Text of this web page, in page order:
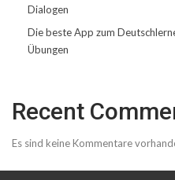
Dialogen
Die beste App zum
Übungen
Recent
Es sind keine Kommentare